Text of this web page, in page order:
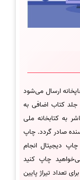
ارسال می‌شود
تا تعداد جلد درخواستی مشتری به‌علاوه 3 جلد کتاب اضافی به
توسط ناشر به کتابخانه ملی
صادر گردد. چاپ
دیجیتال انجام
چاپ کنید
تعداد تیراژ پایین